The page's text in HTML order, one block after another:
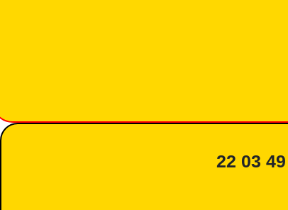
22 03